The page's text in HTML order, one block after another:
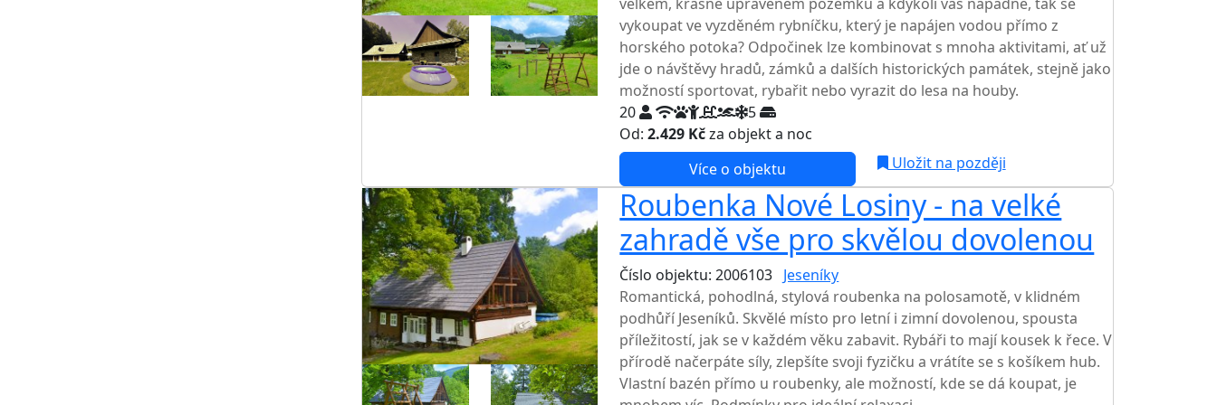
vykoupat ve vyzděném rybníčku, který je napájen vodou přímo z
horského potoka? Odpočinek lze kombinovat s mnoha aktivitami, ať už
jde o návštěvy hradů, zámků a dalších historických památek, stejně jako
možností sportovat, rybařit nebo vyrazit do lesa na houby.
20
5
Od:2.429 Kčza objekt a noc
Více o objektu Uložit na později
Roubenka Nové Losiny - na velké
zahradě vše pro skvělou dovolenou
Číslo objektu: 2006103 Jeseníky
Romantická, pohodlná, stylová roubenka na polosamotě, v klidném
podhůří Jeseníků. Skvělé místo pro letní i zimní dovolenou, spousta
příležitostí, jak se v každém věku zabavit. Rybáři to mají kousek k řece. V
přírodě načerpáte síly, zlepšíte svoji fyzičku a vrátíte se s košíkem hub.
Vlastní bazén přímo u roubenky, ale možností, kde se dá koupat, je